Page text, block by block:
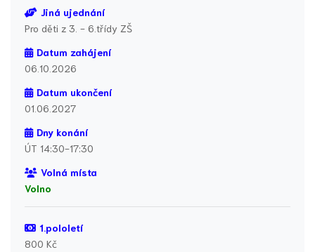
Jiná ujednání
Pro děti z 3. - 6.třídy ZŠ
Datum zahájení
06.10.2026
Datum ukončení
01.06.2027
Dny konání
ÚT 14:30-17:30
Volná místa
Volno
1.pololetí
800 Kč